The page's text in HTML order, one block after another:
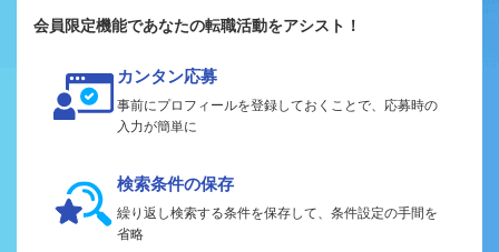
会員限定機能であなたの転職活動をアシスト！
カンタン応募
事前にプロフィールを登録しておくことで、応募時の
入力が簡単に
検索条件の保存
繰り返し検索する条件を保存して、条件設定の手間を
省略